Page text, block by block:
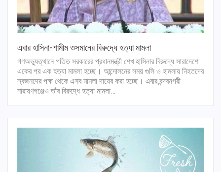
এবার হাসিনা-শামীম ওসমানের বিরুদ্ধে হত্যা মামলা
গণঅভ্যুত্থানে পতিত সরকারের প্রধানমন্ত্রী শেখ হাসিনার বিরুদ্ধে সারাদেশে
একের পর এক হত্যা মামলা হচ্ছে। আন্দোলনের সময় গুলি ও হামলায় নিহতদের
স্বজনদের পক্ষ থেকে এসব মামলা দায়ের করা হচ্ছে। এবার বন্দরনগরী
নারায়ণগঞ্জেও তাঁর বিরুদ্ধে হত্যা মামলা…